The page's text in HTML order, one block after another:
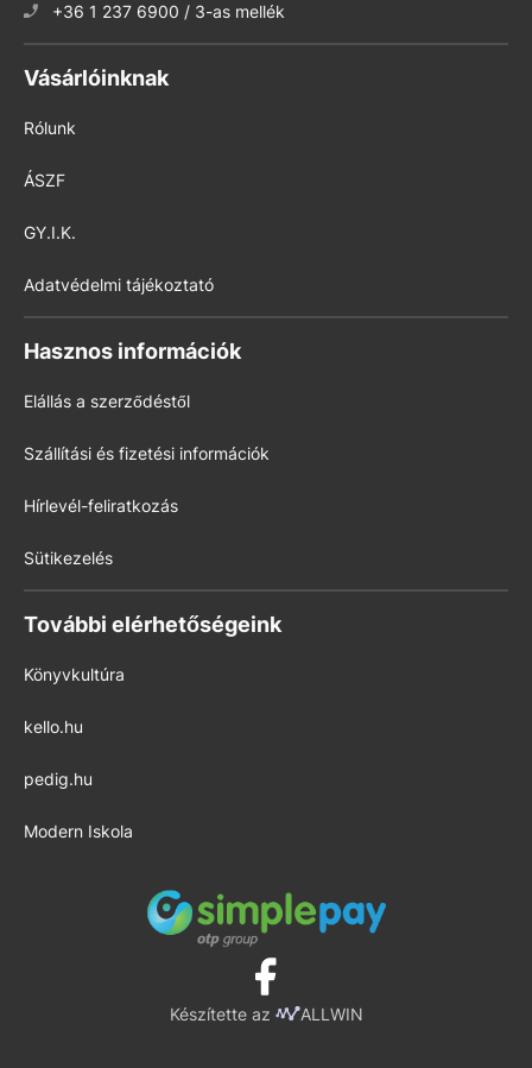
+36 1 237 6900 / 3-as mellék
Vásárlóinknak
Rólunk
ÁSZF
GY.I.K.
Adatvédelmi tájékoztató
Hasznos információk
Elállás a szerződéstől
Szállítási és fizetési információk
Hírlevél-feliratkozás
Sütikezelés
További elérhetőségeink
Könyvkultúra
kello.hu
pedig.hu
Modern Iskola
Készítette az ALLWIN